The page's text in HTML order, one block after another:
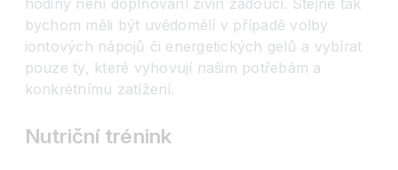
bychom měli být uvědomělí v případě volby
iontových nápojů či energetických gelů a vybírat
pouze ty, které vyhovují našim potřebám a
konkrétnímu zatížení.
Nutriční trénink